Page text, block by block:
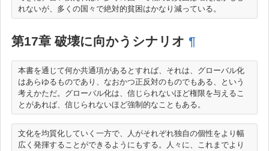
第17章 破壊に向かうシナリオ ¶
本書を通じて何か共通項があるとすれば、それは、グローバル化
はあらゆるものであり、なおかつ正反対のものでもある、という
考えかただ。グローバル化は、信じられないほど権限を与えるこ
文化を均質化していく一方で、人がそれぞれ独自の個性をより幅
広く発揮することができるようにもする。人々に、これまでより